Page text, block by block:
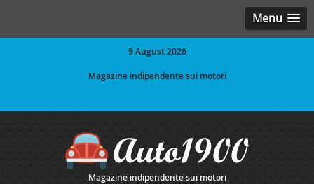
Menu
9 August 2026
Magazine indipendente sui motori
Magazine indipendente sui motori